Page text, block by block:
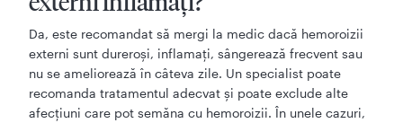
Da, este recomandat să mergi la medic dacă hemoroizii
externi sunt dureroși, inflamați, sângerează frecvent sau
nu se ameliorează în câteva zile. Un specialist poate
recomanda tratamentul adecvat și poate exclude alte
afecțiuni care pot semăna cu hemoroizii. În unele cazuri,